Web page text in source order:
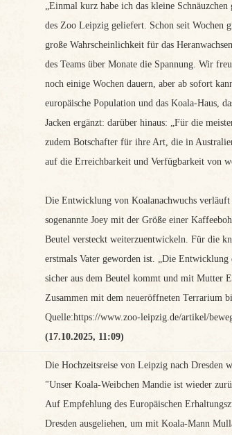
„Einmal kurz habe ich das kleine
des Zoo Leipzig geliefert. Schon seit Wochen
große Wahrscheinlichkeit für das
des Teams über Monate die Spannung. Wir
noch einige Wochen dauern, aber ab sofort
europäische Population und das Koala-Haus,
Jacken ergänzt: darüber hinaus: „Für die
zudem Botschafter für ihre Art, die in
auf die Erreichbarkeit und Verfügbarkeit von
Die Entwicklung von Koalanachwuchs
sogenannte Joey mit der Größe einer
Beutel versteckt weiterzuentwickeln. Für die
erstmals Vater geworden ist. „Die Entwicklung
sicher aus dem Beutel kommt und mit Mutter
Zusammen mit dem neueröffneten Terrarium
Quelle:https://www.zoo-leipzig.de/artikel/
(17.10.2025, 11:09)
Die Hochzeitsreise von Leipzig nach Dresden
"Unser Koala-Weibchen Mandie ist wieder
Auf Empfehlung des Europäischen
Dresden ausgeliehen, um mit Koala-Mann